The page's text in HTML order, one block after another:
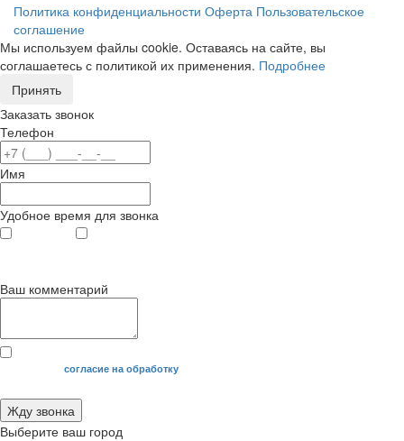
Политика конфиденциальности Оферта Пользовательское
соглашение
Мы используем файлы cookie. Оставаясь на сайте, вы
соглашаетесь с политикой их применения. Подробнее
Принять
Заказать звонок
Телефон
Имя
Удобное время для звонка
Ваш комментарий
Я даю своесогласие на обработку
Жду звонка
Выберите ваш город